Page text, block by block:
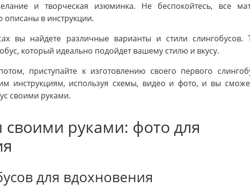
и творческая изюминка. Не беспокойтесь, все
в инструкции.
вы найдете различные варианты и стили слингобусов.
который идеально подойдет вашему стилю и вкусу.
приступайте к изготовлению своего первого
инструкциям, используя схемы, видео и фото, и вы
своими руками.
своими руками: фото для
для вдохновения